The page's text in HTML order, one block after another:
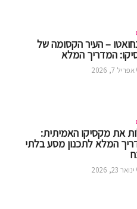
– העיר הקסומה של
המדריך המלא
7, 2026
את מקסיקו האמיתית:
המלא לתכנון מסע בלתי
2026